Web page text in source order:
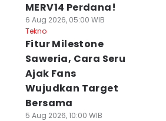
MERV14 Perdana!
6 Aug 2026, 05:00 WIB
Tekno
Fitur Milestone
Saweria, Cara Seru
Ajak Fans
Wujudkan Target
Bersama
5 Aug 2026, 10:00 WIB